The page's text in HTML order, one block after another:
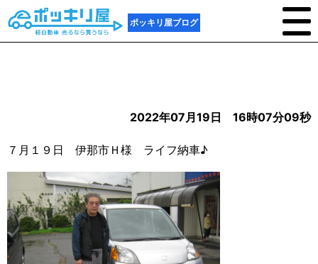
ポッキリ屋ブログ
2022年07月19日 16時07分09秒
７月１９日 伊那市Ｈ様 ライフ納車♪